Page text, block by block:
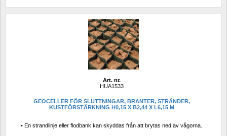
Art. nr.
HUA1533
GEOCELLER FÖR SLUTTNINGAR, BRANTER, STRÄNDER,
KUSTFÖRSTÄRKNING H0,15 X B2,44 X L6,15 M
• En strandlinje eller flodbank kan skyddas från att brytas ned av vågorna.